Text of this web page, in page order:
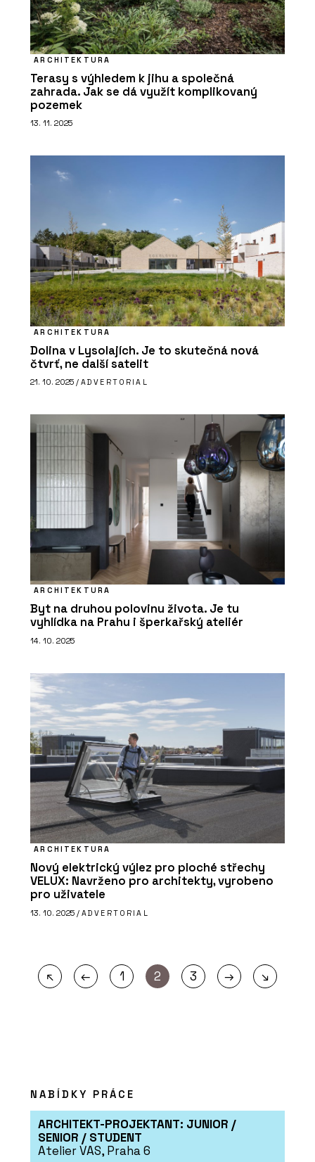
ARCHITEKTURA
Terasy s výhledem k jihu a společná
zahrada. Jak se dá využít komplikovaný
pozemek
13. 11. 2025
ARCHITEKTURA
Dolina v Lysolajích. Je to skutečná nová
čtvrť, ne další satelit
21. 10. 2025 / ADVERTORIAL
ARCHITEKTURA
Byt na druhou polovinu života. Je tu
vyhlídka na Prahu i šperkařský ateliér
14. 10. 2025
ARCHITEKTURA
Nový elektrický výlez pro ploché střechy
VELUX: Navrženo pro architekty, vyrobeno
pro uživatele
13. 10. 2025 / ADVERTORIAL
↖ ← 1 2 3 → ↘
NABÍDKY PRÁCE
ARCHITEKT-PROJEKTANT: JUNIOR /
SENIOR / STUDENT
Atelier VAS, Praha 6